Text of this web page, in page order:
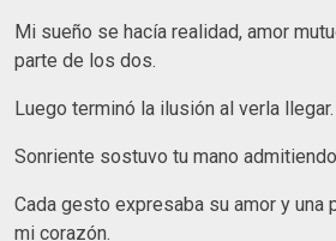
Mi sueño se hacía realidad, amor
parte de los dos.
Luego terminó la ilusión al verla llegar.
Sonriente sostuvo tu mano
Cada gesto expresaba su amor y una
mi corazón.